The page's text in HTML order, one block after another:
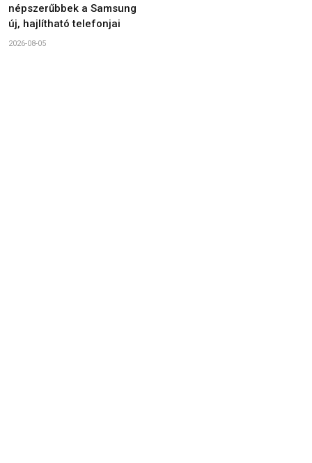
népszerűbbek a Samsung
új, hajlítható telefonjai
2026-08-05